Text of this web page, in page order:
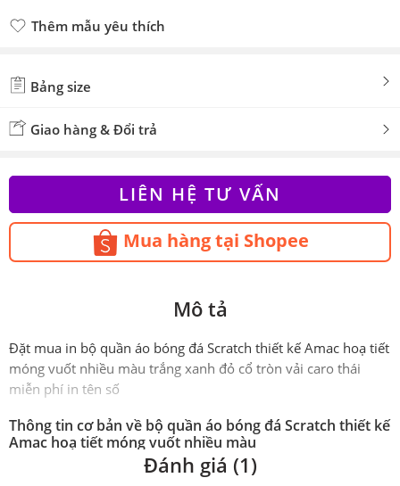
Thêm mẫu yêu thích
Bảng size
Giao hàng & Đổi trả
LIÊN HỆ TƯ VẤN
Mua hàng tại Shopee
Mô tả
Đặt mua in bộ quần áo bóng đá Scratch thiết kế Amac hoạ tiết
móng vuốt nhiều màu trắng xanh đỏ cổ tròn vải caro thái
miễn phí in tên số
Thông tin cơ bản về bộ quần áo bóng đá Scratch thiết kế
Amac hoạ tiết móng vuốt nhiều màu
Đánh giá (1)